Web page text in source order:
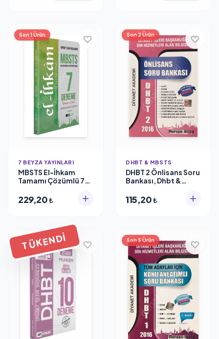
Son 1 Ürün
7 BEYZA YAYINLARI
MBSTS El-İhkam
Tamamı Çözümlü 7
229,20₺
Son 2 Ürün
DHBT & MBSTS
DHBT 2 Önlisans Soru
Bankası, Dhbt &
115,20₺
TÜKENDI Son 5 Ürün